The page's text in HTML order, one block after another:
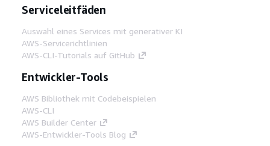
Serviceleitfäden
Auswahl eines Services mit generativer KI
AWS-Servicerichtlinien
AWS-CLI-Tutorials auf GitHub
Entwickler-Tools
AWS Bibliothek mit Codebeispielen
AWS-CLI
AWS Builder Center
AWS-Entwickler-Tools Blog